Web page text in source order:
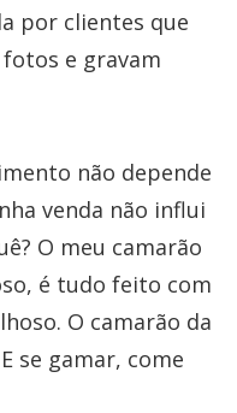
por clientes que
e gravam
não depende
venda não influi
O meu camarão
é tudo feito com
O camarão da
se gamar, come